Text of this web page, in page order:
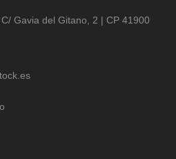
Gavia del Gitano, 2 | CP 41900